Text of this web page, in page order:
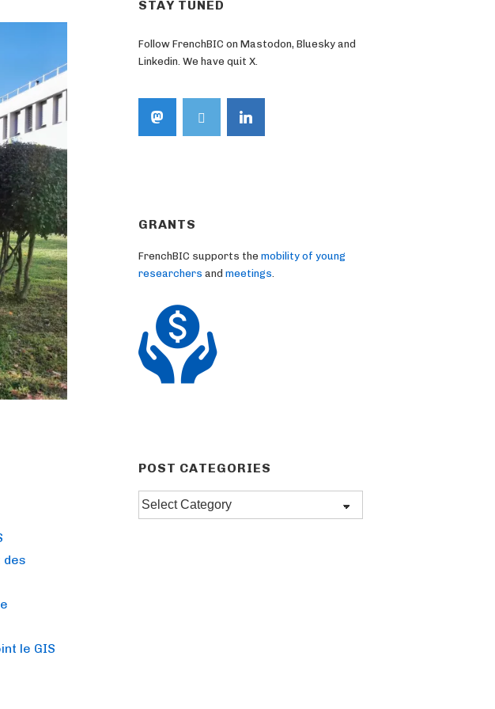
des
le GIS
STAY TUNED
Follow FrenchBIC on Mastodon, Bluesky and
Linkedin. We have quit X.
GRANTS
FrenchBIC supports the mobility of young
researchers and meetings
POST CATEGORIES
Post
categories